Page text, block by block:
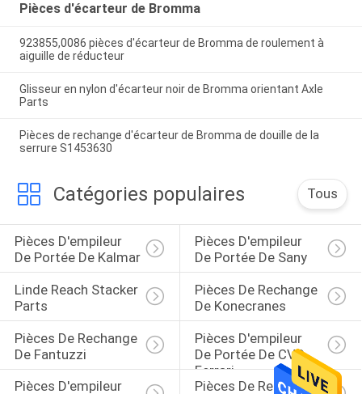
Pièces d'écarteur de Bromma
923855,0086 pièces d'écarteur de Bromma de roulement à
aiguille de réducteur
Glisseur en nylon d'écarteur noir de Bromma orientant Axle
Parts
Pièces de rechange d'écarteur de Bromma de douille de la
serrure S1453630
Catégories populaires Tous
Pièces D'empileur
De Portée De Kalmar
Pièces D'empileur
De Portée De Sany
Linde Reach Stacker
Parts
Pièces De Rechange
De Konecranes
Pièces De Rechange
De Fantuzzi
Pièces D'empileur
De Portée De CVS
Ferrari
Pièces D'empileur
Pièces De Rechange